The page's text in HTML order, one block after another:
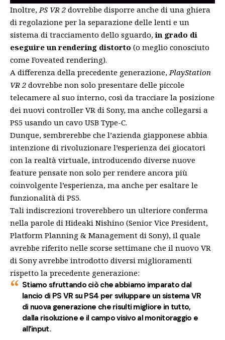
Inoltre, PS VR 2 dovrebbe disporre anche di una ghiera
di regolazione per la separazione delle lenti e un
sistema di tracciamento dello sguardo,in grado di
eseguire un rendering distorto (o meglio conosciuto
come Foveated rendering).
A differenza della precedente generazione, PlayStation
VR 2 dovrebbe non solo presentare delle piccole
telecamere al suo interno, così da tracciare la posizione
dei nuovi controller VR di Sony, ma anche collegarsi a
PS5 usando un cavo USB Type-C.
Dunque, sembrerebbe che l’azienda giapponese abbia
intenzione di rivoluzionare l’esperienza dei giocatori
con la realtà virtuale, introducendo diverse nuove
feature pensate non solo per rendere ancora più
coinvolgente l’esperienza, ma anche per esaltare le
funzionalità di PS5.
Tali indiscrezioni troverebbero un ulteriore conferma
nella parole di Hideaki Nishino (Senior Vice President,
Platform Planning & Management di Sony), il quale
avrebbe riferito nelle scorse settimane che il nuovo VR
di Sony avrebbe introdotto diversi miglioramenti
rispetto la precedente generazione:
Stiamo sfruttando ciò che abbiamo imparato dal
lancio di PS VR su PS4 per sviluppare un sistema VR
di nuova generazione che risulti migliore in tutto,
dalla risoluzione e il campo visivo al monitoraggio e
all’input.